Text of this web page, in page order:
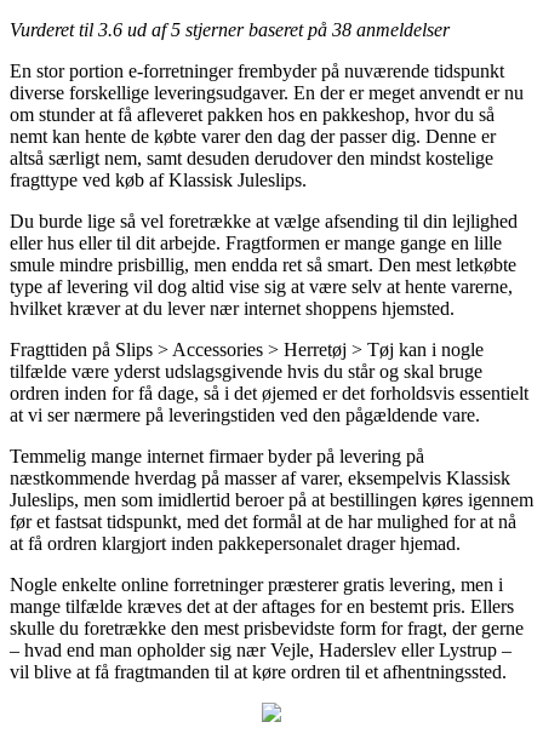
Vurderet til 3.6 ud af 5 stjerner baseret på 38 anmeldelser
En stor portion e-forretninger frembyder på nuværende tidspunkt
diverse forskellige leveringsudgaver. En der er meget anvendt er nu
om stunder at få afleveret pakken hos en pakkeshop, hvor du så
nemt kan hente de købte varer den dag der passer dig. Denne er
altså særligt nem, samt desuden derudover den mindst kostelige
fragttype ved køb af Klassisk Juleslips.
Du burde lige så vel foretrække at vælge afsending til din lejlighed
eller hus eller til dit arbejde. Fragtformen er mange gange en lille
smule mindre prisbillig, men endda ret så smart. Den mest letkøbte
type af levering vil dog altid vise sig at være selv at hente varerne,
hvilket kræver at du lever nær internet shoppens hjemsted.
Fragttiden på Slips > Accessories > Herretøj > Tøj kan i nogle
tilfælde være yderst udslagsgivende hvis du står og skal bruge
ordren inden for få dage, så i det øjemed er det forholdsvis essentielt
at vi ser nærmere på leveringstiden ved den pågældende vare.
Temmelig mange internet firmaer byder på levering på
næstkommende hverdag på masser af varer, eksempelvis Klassisk
Juleslips, men som imidlertid beroer på at bestillingen køres igennem
før et fastsat tidspunkt, med det formål at de har mulighed for at nå
at få ordren klargjort inden pakkepersonalet drager hjemad.
Nogle enkelte online forretninger præsterer gratis levering, men i
mange tilfælde kræves det at der aftages for en bestemt pris. Ellers
skulle du foretrække den mest prisbevidste form for fragt, der gerne
– hvad end man opholder sig nær Vejle, Haderslev eller Lystrup –
vil blive at få fragtmanden til at køre ordren til et afhentningssted.